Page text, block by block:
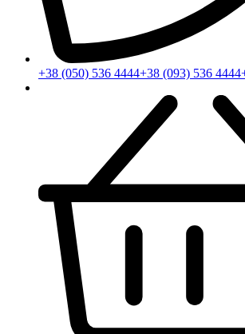
+38 (050) 536 4444+38 (093) 536 4444